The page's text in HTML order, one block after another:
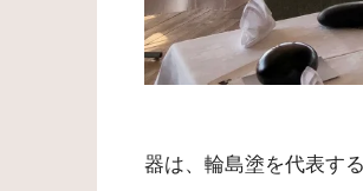
器は、輪島塗を代表す